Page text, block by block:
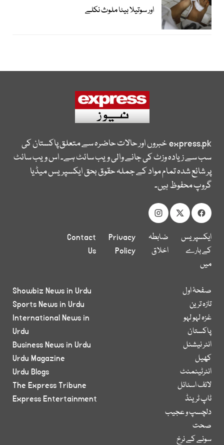
اور سوتیلا بیٹا ملوث نکلے
express.pkخبروں اور حالات حاضرہ سے متعلق پاکستان کی
سب سے زیادہ وزٹ کی جانے والی ویب سائٹ ہے۔ اس ویب سائٹ
پر شائع شدہ تمام مواد کے جملہ حقوق بحق ایکسپریس میڈیا
گروپ محفوظ ہیں۔
ایکسپریس
کے بارے
میں
ضابطہ
اخلاق
Privacy
Policy
Contact
Us
صفحۂ اول
تازہ ترین
غزہ لہو لہو
پاکستان
انٹر نیشنل
کھیل
انٹرٹینمنٹ
لائف اسٹائل
ٹاپ ٹرینڈ
دلچسپ و عجیب
صحت
سونے کے نرخ
Showbiz News in Urdu
Sports News in Urdu
International News in
Urdu
Business News in Urdu
Urdu Magazine
Urdu Blogs
The Express Tribune
Express Entertainment